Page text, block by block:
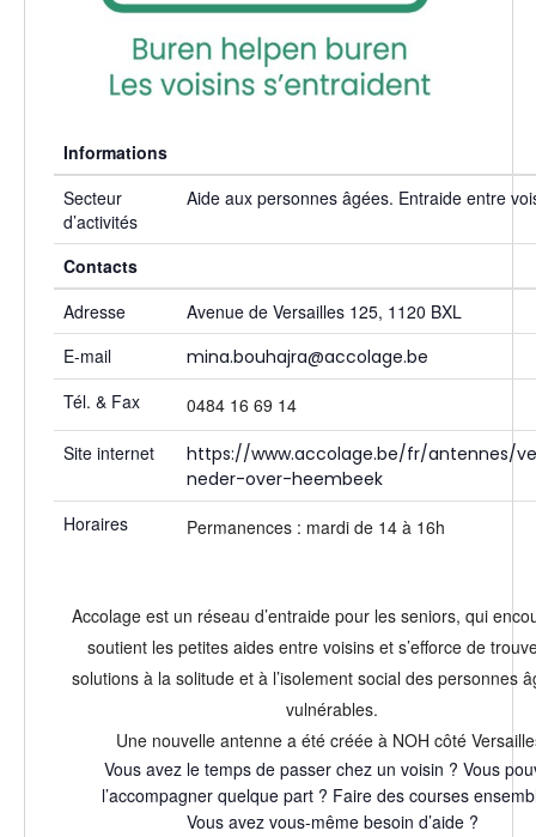
Informations
Secteur
d’activités
Aide aux personnes âgées. Entraide entre
Contacts
Adresse
Avenue de Versailles 125, 1120 BXL
E-mail
mina.bouhajra@accolage.be
Tél. & Fax
0484 16 69 14
Site internet
https://www.accolage.be/fr/antennes/
neder-over-heembeek
Horaires
Permanences : mardi de 14 à 16h
Accolage est un réseau d’entraide pour les seniors, qui
soutient les petites aides entre voisins et s’efforce de
solutions à la solitude et à l’isolement social des personnes
vulnérables.
Une nouvelle antenne a été créée à NOH côté
Vous avez le temps de passer chez un voisin ? Vous
l’accompagner quelque part ? Faire des courses
Vous avez vous-même besoin d’aide ?